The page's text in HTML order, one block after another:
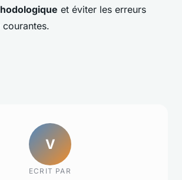
et éviter les erreurs
V
ECRIT PAR